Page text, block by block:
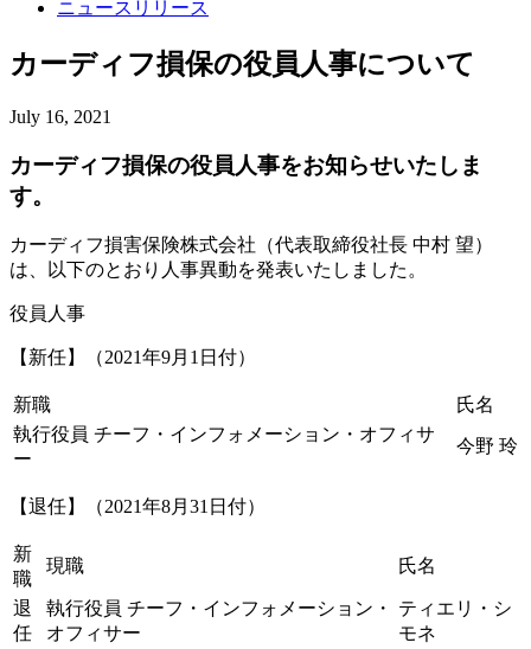
ニュースリリース
カーディフ損保の役員人事について
July 16, 2021
カーディフ損保の役員人事をお知らせいたしま
す。
カーディフ損害保険株式会社（代表取締役社長 中村 望）
は、以下のとおり人事異動を発表いたしました。
役員人事
【新任】（2021年9月1日付）
新職
氏名
執行役員 チーフ・インフォメーション・オフィサ
ー
今野 玲
【退任】（2021年8月31日付）
新
職
現職 氏名
退
任
執行役員 チーフ・インフォメーション・
オフィサー
ティエリ・シ
モネ